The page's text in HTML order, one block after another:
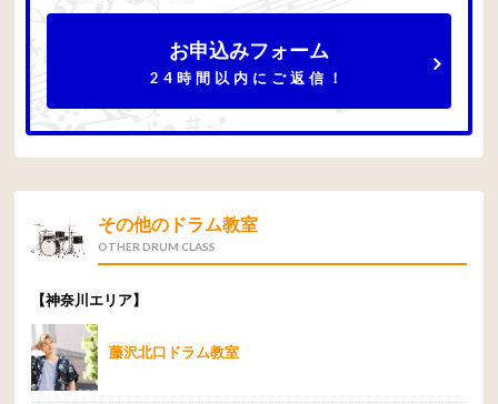
お申込みフォーム
24時間以内にご返信！
その他のドラム教室
OTHER DRUM CLASS
【神奈川エリア】
藤沢北口ドラム教室